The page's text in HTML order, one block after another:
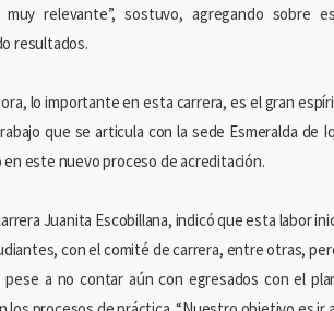
relevante”, sostuvo, agregando sobre
resultados.
lo importante en esta carrera, es el gran
que se articula con la sede Esmeralda de
este nuevo proceso de acreditación.
Juanita Escobillana, indicó que esta labor
con el comité de carrera, entre otras,
a no contar aún con egresados con el